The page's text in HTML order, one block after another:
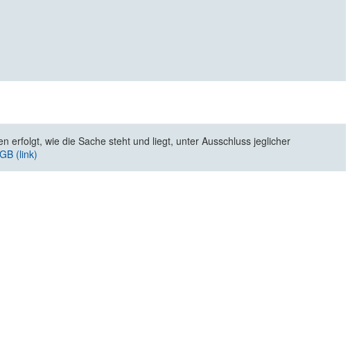
erfolgt, wie die Sache steht und liegt, unter Ausschluss jeglicher
(link)